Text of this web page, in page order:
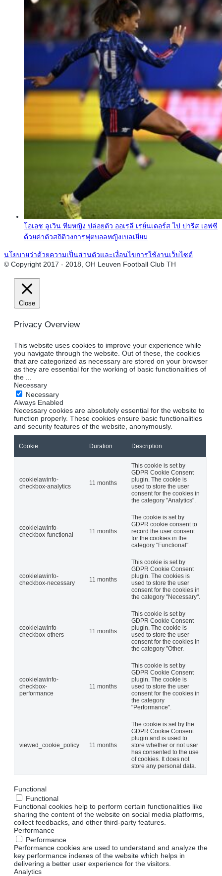
โอเอช ลูเวิน ทีมหญิง ปล่อยตัว ออเรลี เรย์นเดอร์ส ไป ปารีส เอฟซี
ด้วยค่าตัวสถิติวงการฟุตบอลหญิงเบลเยียม
นโยบายว่าด้วยความเป็นส่วนตัวและเงื่อนไขการใช้งานเว็บไซต์
© Copyright 2017 - 2018, OH Leuven Football Club TH
Close
Privacy Overview
This website uses cookies to improve your experience while
you navigate through the website. Out of these, the cookies
that are categorized as necessary are stored on your browser
as they are essential for the working of basic functionalities of
the
Necessary
Necessary
Always Enabled
Necessary cookies are absolutely essential for the website to
function properly. These cookies ensure basic functionalities
and security features of the website, anonymously.
Cookie Duration Description
cookielawinfo-
checkbox-analytics
11 months
This cookie is set by
GDPR Cookie Consent
plugin. The cookie is
used to store the user
consent for the cookies in
the category "Analytics".
cookielawinfo-
checkbox-functional
11 months
The cookie is set by
GDPR cookie consent to
record the user consent
for the cookies in the
category "Functional".
cookielawinfo-
checkbox-necessary
11 months
This cookie is set by
GDPR Cookie Consent
plugin. The cookies is
used to store the user
consent for the cookies in
the category "Necessary".
cookielawinfo-
checkbox-others
11 months
This cookie is set by
GDPR Cookie Consent
plugin. The cookie is
used to store the user
consent for the cookies in
the category "Other.
cookielawinfo-
checkbox-
performance
11 months
This cookie is set by
GDPR Cookie Consent
plugin. The cookie is
used to store the user
consent for the cookies in
the category
"Performance".
viewed_cookie_policy 11 months
The cookie is set by the
GDPR Cookie Consent
plugin and is used to
store whether or not user
has consented to the use
of cookies. It does not
store any personal data.
Functional
Functional
Functional cookies help to perform certain functionalities like
sharing the content of the website on social media platforms,
collect feedbacks, and other third-party features.
Performance
Performance
Performance cookies are used to understand and analyze the
key performance indexes of the website which helps in
delivering a better user experience for the visitors.
Analytics